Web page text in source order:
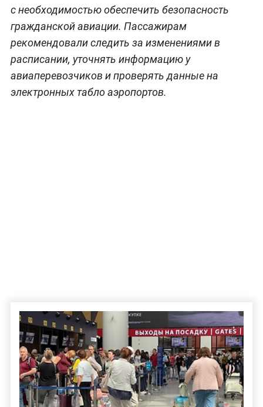
с необходимостью обеспечить безопасность
гражданской авиации. Пассажирам
рекомендовали следить за изменениями в
расписании, уточнять информацию у
авиаперевозчиков и проверять данные на
электронных табло аэропортов.